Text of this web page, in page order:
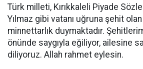
Türk milleti, Kırıkkaleli Piyade
Yılmaz gibi vatanı uğruna şehit
minnettarlık duymaktadır.
önünde saygıyla eğiliyor, ailesine
diliyoruz. Allah rahmet eylesin.